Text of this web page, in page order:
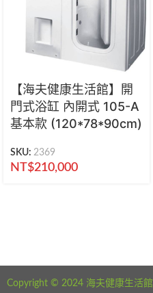
【海夫健康生活館】開
門式浴缸 內開式 105-A
基本款 (120*78*90cm)
SKU: 2369
NT$210,000
Copyright © 2024 海夫健康生活館